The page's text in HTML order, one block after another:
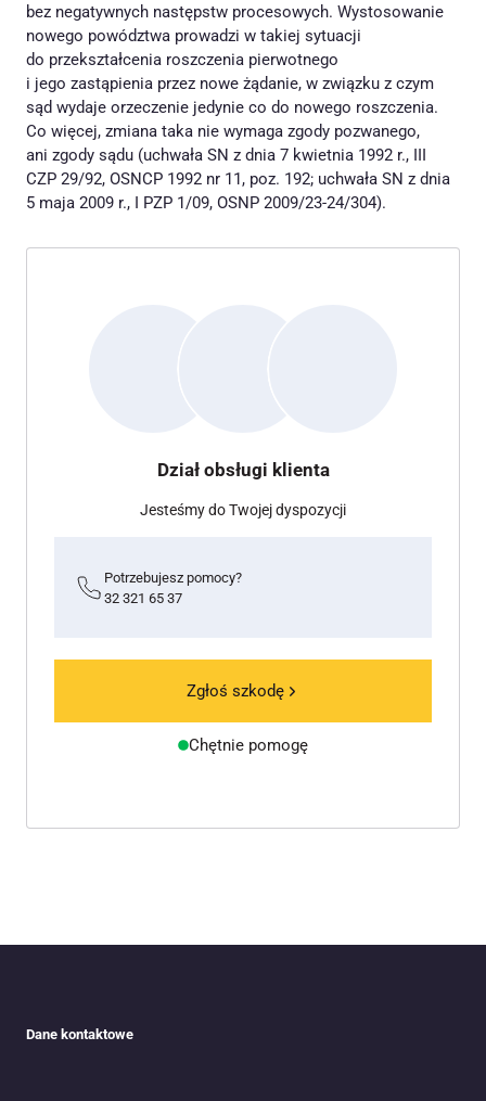
bez negatywnych następstw procesowych. Wystosowanie
nowego powództwa prowadzi w takiej sytuacji
do przekształcenia roszczenia pierwotnego
i jego zastąpienia przez nowe żądanie, w związku z czym
sąd wydaje orzeczenie jedynie co do nowego roszczenia.
Co więcej, zmiana taka nie wymaga zgody pozwanego,
ani zgody sądu (uchwała SN z dnia 7 kwietnia 1992 r., III
CZP 29/92, OSNCP 1992 nr 11, poz. 192; uchwała SN z dnia
5 maja 2009 r., I PZP 1/09, OSNP 2009/23-24/304).
Dział obsługi klienta
Jesteśmy do Twojej dyspozycji
Potrzebujesz pomocy?
32 321 65 37
Zgłoś szkodę
Chętnie pomogę
Dane kontaktowe